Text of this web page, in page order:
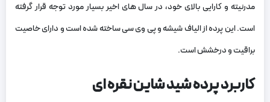
مدرنیته و کارایی بالای خود، در سال های اخیر بسیار مورد توجه قرار گرفته
است. این پرده از الیاف شیشه و پی وی سی ساخته شده است و دارای خاصیت
براقیت و درخشش است.
کاربرد پرده شید شاین نقره ای